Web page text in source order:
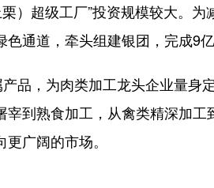
栗）超级工厂”投资规模较大。
通道，牵头组建银团，完成9
品，为肉类加工龙头企业量身
到熟食加工，从禽类精深加
广阔的市场。